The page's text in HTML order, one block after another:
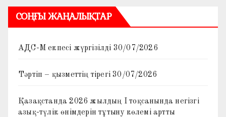
СОҢҒЫ ЖАҢАЛЫҚТАР
АДС-М екпесі жүргізілді 30/07/2026
Тәртіп – қызметтің тірегі 30/07/2026
Қазақстанда 2026 жылдың I тоқсанында негізгі
азық-түлік өнімдерін тұтыну көлемі артты